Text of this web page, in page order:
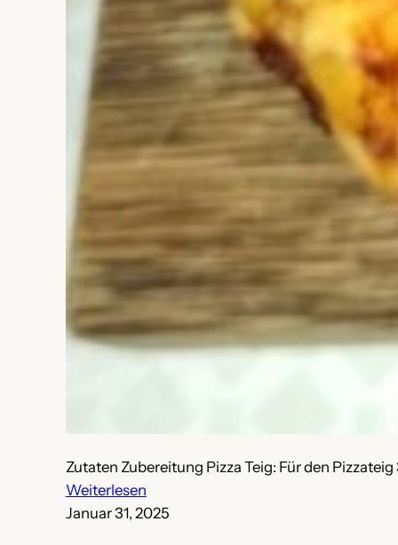
Zutaten Zubereitung Pizza Teig: Für den
Weiterlesen:
Pizza
Januar 31, 2025